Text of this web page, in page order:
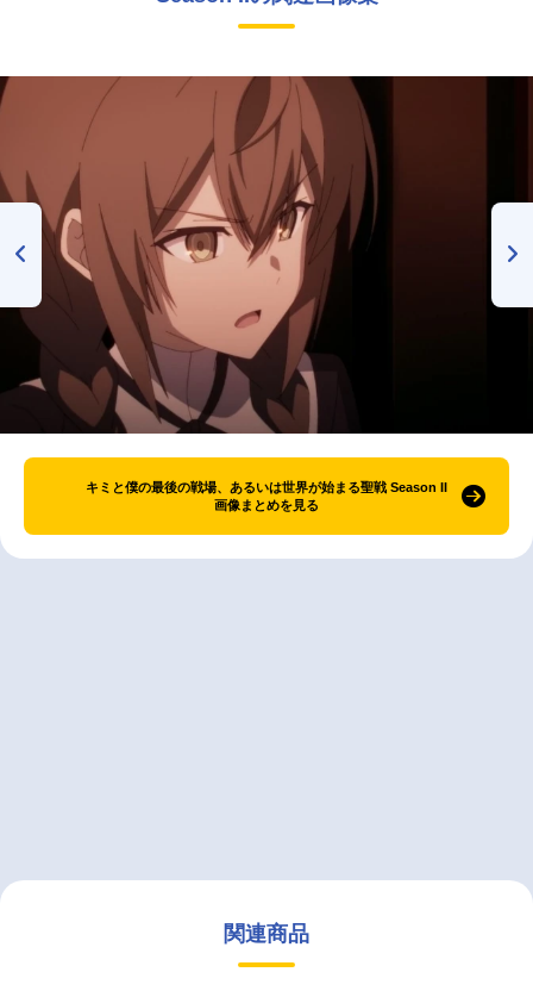
キミと僕の最後の戦場、あるいは世界が始まる聖戦 Season II
画像まとめを見る
関連商品